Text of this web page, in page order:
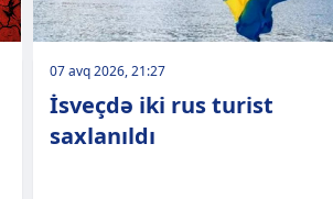
07 avq 2026, 21:27
İsveçdə iki rus turist
saxlanıldı